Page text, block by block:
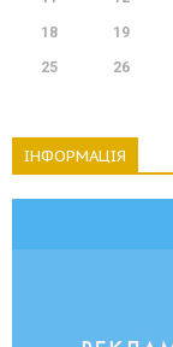
18 19
25 26
ІНФОРМАЦІЯ